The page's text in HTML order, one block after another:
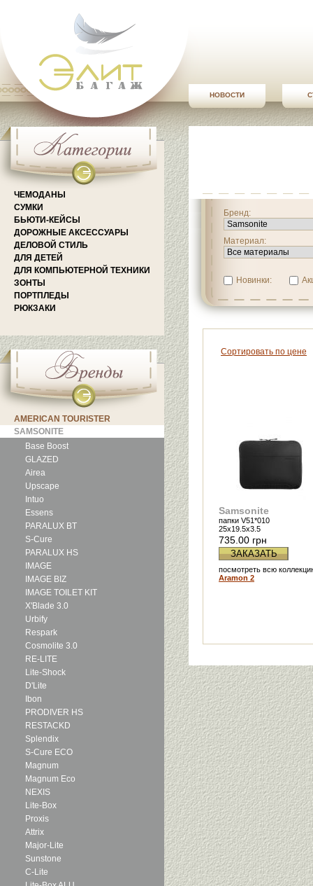
НОВОСТИ
ЧЕМОДАНЫ
СУМКИ
БЬЮТИ-КЕЙСЫ
ДОРОЖНЫЕ АКСЕССУАРЫ
ДЕЛОВОЙ СТИЛЬ
ДЛЯ ДЕТЕЙ
ДЛЯ КОМПЬЮТЕРНОЙ ТЕХНИКИ
ЗОНТЫ
ПОРТПЛЕДЫ
РЮКЗАКИ
AMERICAN TOURISTER
SAMSONITE
Base Boost
GLAZED
Airea
Upscape
Intuo
Essens
PARALUX BT
S-Cure
PARALUX HS
IMAGE
IMAGE BIZ
IMAGE TOILET KIT
X'Blade 3.0
Urbify
Respark
Cosmolite 3.0
RE-LITE
Lite-Shock
D'Lite
Ibon
PRODIVER HS
RESTACKD
Splendix
S-Cure ECO
Magnum
Magnum Eco
NEXIS
Lite-Box
Proxis
Attrix
Major-Lite
Sunstone
C-Lite
Бренд:
Материал:
Новинки:
Сортировать по цене
Samsonite
папки V51*010
25x19.5x3.5
735.00 грн
ЗАКАЗАТЬ
посмотреть всю
Aramon 2